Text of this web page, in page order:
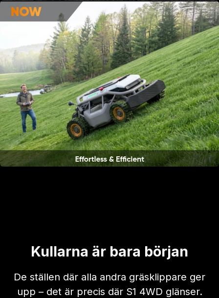
Kullarna är bara början
De ställen där alla andra gräsklippare ger
upp – det är precis där S1 4WD glänser.